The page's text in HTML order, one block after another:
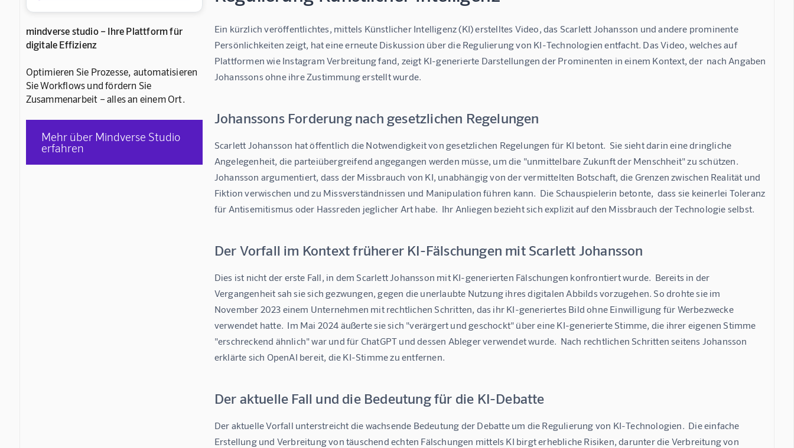
mindverse studio – Ihre Plattform für
digitale Effizienz
Optimieren Sie Prozesse, automatisieren
Sie Workflows und fördern Sie
Zusammenarbeit – alles an einem Ort.
Mehr über Mindverse Studio
erfahren
Ein kürzlich veröffentlichtes, mittels Künstlicher Intelligenz (KI) erstelltes Video, das Scarlett Johansson und andere prominente
Persönlichkeiten zeigt, hat eine erneute Diskussion über die Regulierung von KI-Technologien entfacht. Das Video, welches auf
Plattformen wie Instagram Verbreitung fand, zeigt KI-generierte Darstellungen der Prominenten in einem Kontext, der  nach Angaben
Johanssons ohne ihre Zustimmung erstellt wurde.
Johanssons Forderung nach gesetzlichen Regelungen
Scarlett Johansson hat öffentlich die Notwendigkeit von gesetzlichen Regelungen für KI betont.  Sie sieht darin eine dringliche
Angelegenheit, die parteiübergreifend angegangen werden müsse, um die "unmittelbare Zukunft der Menschheit" zu schützen.
Johansson argumentiert, dass der Missbrauch von KI, unabhängig von der vermittelten Botschaft, die Grenzen zwischen Realität und
Fiktion verwischen und zu Missverständnissen und Manipulation führen kann.  Die Schauspielerin betonte,  dass sie keinerlei Toleranz
für Antisemitismus oder Hassreden jeglicher Art habe.  Ihr Anliegen bezieht sich explizit auf den Missbrauch der Technologie selbst.
Der Vorfall im Kontext früherer KI-Fälschungen mit Scarlett Johansson
Dies ist nicht der erste Fall, in dem Scarlett Johansson mit KI-generierten Fälschungen konfrontiert wurde.  Bereits in der
Vergangenheit sah sie sich gezwungen, gegen die unerlaubte Nutzung ihres digitalen Abbilds vorzugehen. So drohte sie im
November 2023 einem Unternehmen mit rechtlichen Schritten, das ihr KI-generiertes Bild ohne Einwilligung für Werbezwecke
verwendet hatte.  Im Mai 2024 äußerte sie sich "verärgert und geschockt" über eine KI-generierte Stimme, die ihrer eigenen Stimme
"erschreckend ähnlich" war und für ChatGPT und dessen Ableger verwendet wurde.  Nach rechtlichen Schritten seitens Johansson
erklärte sich OpenAI bereit, die KI-Stimme zu entfernen.
Der aktuelle Fall und die Bedeutung für die KI-Debatte
Der aktuelle Vorfall unterstreicht die wachsende Bedeutung der Debatte um die Regulierung von KI-Technologien.  Die einfache
Erstellung und Verbreitung von täuschend echten Fälschungen mittels KI birgt erhebliche Risiken, darunter die Verbreitung von